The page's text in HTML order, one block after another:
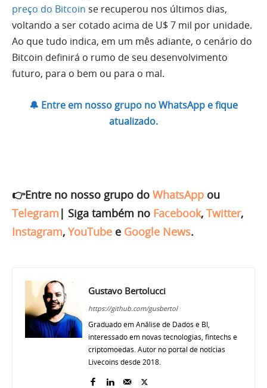
preço do Bitcoin se recuperou nos últimos dias,
voltando a ser cotado acima de U$ 7 mil por unidade.
Ao que tudo indica, em um mês adiante, o cenário do
Bitcoin definirá o rumo de seu desenvolvimento
futuro, para o bem ou para o mal.
🔔 Entre em nosso grupo no WhatsApp e fique
atualizado.
👉Entre no nosso grupo do WhatsApp ou
Telegram | Siga também no Facebook, Twitter,
Instagram, YouTube e Google News.
Gustavo Bertolucci
https://github.com/gusbertol
Graduado em Análise de Dados e BI,
interessado em novas tecnologias, fintechs e
criptomoedas. Autor no portal de notícias
Livecoins desde 2018.